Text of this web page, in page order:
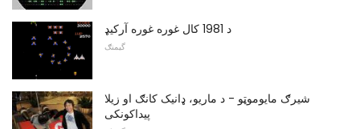
د 1981 کال غوره غوره آرکیډ
گیمنګ
شیرګ مایوموټو - د ماریو، ډانیک کانګ او زیلا
پیداکونکی